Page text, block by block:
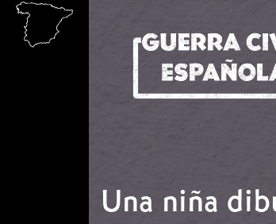
Skip to main content
Una niña